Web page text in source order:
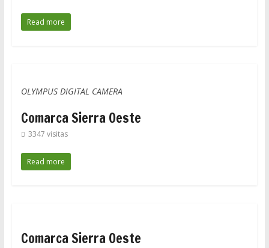
Read more
OLYMPUS DIGITAL CAMERA
Comarca Sierra Oeste
3347 visitas
Read more
Comarca Sierra Oeste